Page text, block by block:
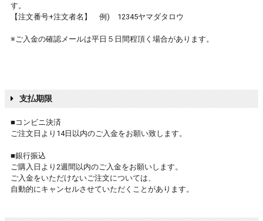
す。
【注文番号+注文者名】 例) 12345ヤマダタロウ
※ご入金の確認メールは平日５日間程頂く場合があります。
支払期限
■コンビニ決済
ご注文日より14日以内のご入金をお願い致します。
■銀行振込
ご購入日より2週間以内のご入金をお願いします。
ご入金をいただけないご注文については、
自動的にキャンセルさせていただくことがあります。